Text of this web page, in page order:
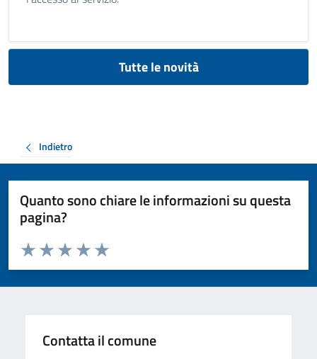
Tutte le novità
Indietro
Quanto sono chiare le informazioni su questa
pagina?
Valuta da 1 a 5 stelle la pagina
Valuta 5 stelle su 5
Valuta 4 stelle su 5
Valuta 3 stelle su 5
Valuta 2 stelle su 5
Valuta 1 stelle su 5
Contatta il comune